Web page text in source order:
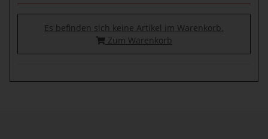
Es befinden sich keine Artikel im Warenkorb.
Zum Warenkorb